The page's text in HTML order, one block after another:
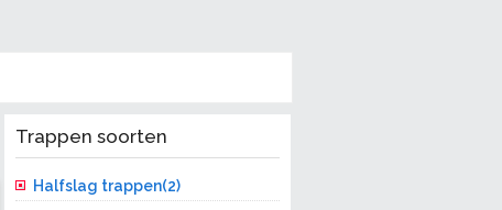
Trappen soorten
Halfslag trappen(2)